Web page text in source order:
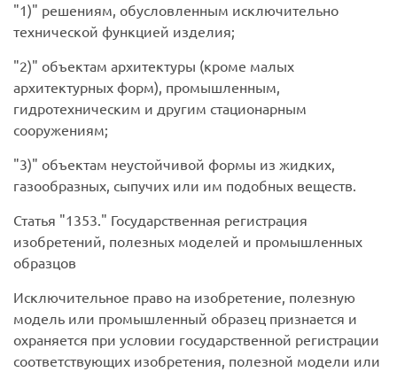
1)
решениям, обусловленным исключительно
технической функцией изделия;
2) объектам архитектуры (кроме малых
архитектурных форм), промышленным,
гидротехническим и другим стационарным
сооружениям;
3) объектам неустойчивой формы из жидких,
газообразных, сыпучих или им подобных веществ.
Статья
1353.
Государственная регистрация
изобретений, полезных моделей и промышленных
образцов
Исключительное право на изобретение, полезную
модель или промышленный образец признается и
охраняется при условии государственной регистрации
соответствующих изобретения, полезной модели или